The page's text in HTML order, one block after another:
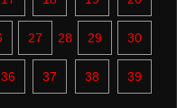
27 28 29 30
36 37 38 39